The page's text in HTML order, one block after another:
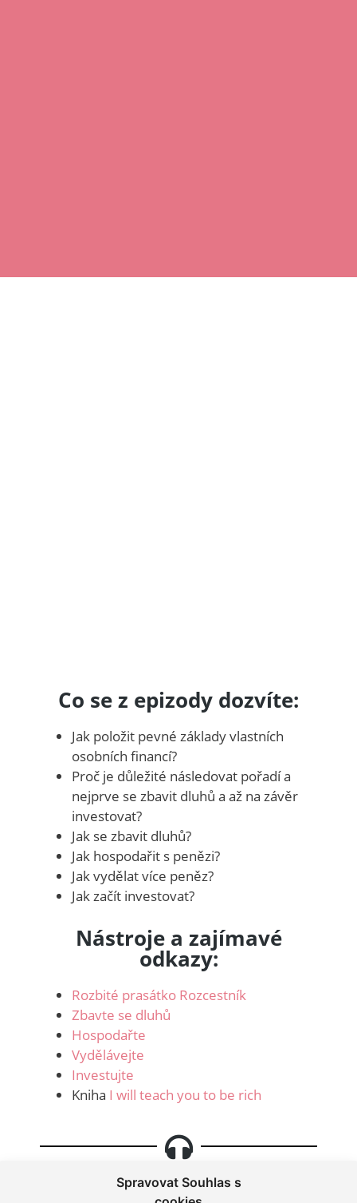
Spravovat Souhlas s
Co se z epizody dozvíte:
Jak položit pevné základy vlastních
osobních financí?
Proč je důležité následovat pořadí a
nejprve se zbavit dluhů a až na závěr
investovat?
Jak se zbavit dluhů?
Jak hospodařit s penězi?
Jak vydělat více peněz?
Jak začít investovat?
Nástroje a zajímavé
odkazy:
Rozbité prasátko Rozcestník
Zbavte se dluhů
Hospodařte
Vydělávejte
Investujte
Kniha I will teach you to be rich